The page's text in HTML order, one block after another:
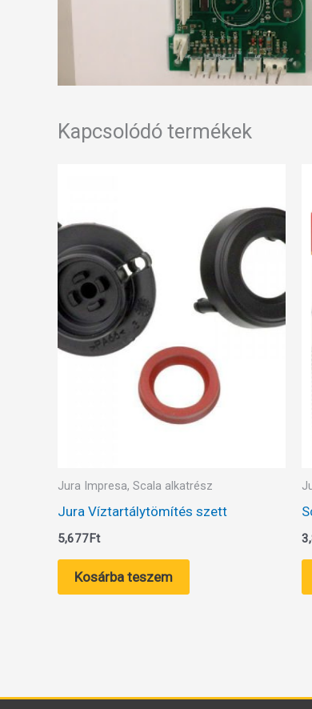
Kapcsolódó termékek
Jura Impresa, Scala alkatrész
Jura Víztartálytömítés szett
5,677Ft
Kosárba teszem